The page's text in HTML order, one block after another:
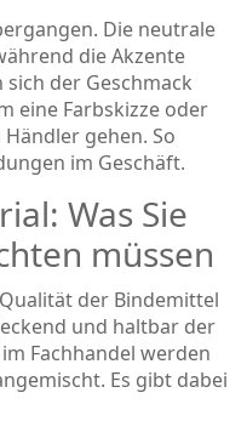
Die neutrale
die Akzente
der Geschmack
eine Farbskizze oder
gehen. So
im Geschäft.
Was Sie
müssen
der Bindemittel
und haltbar der
Fachhandel werden
Es gibt dabei